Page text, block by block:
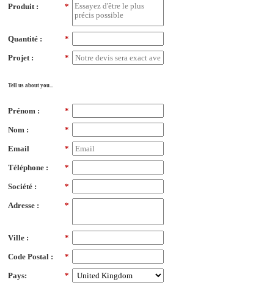
*
Produit :
*
Quantité :
*
Projet :
Tell us about you...
*
Prénom :
*
Nom :
*
Email
*
Téléphone :
*
Société :
*
Adresse :
*
Ville :
*
Code Postal :
*
Pays: